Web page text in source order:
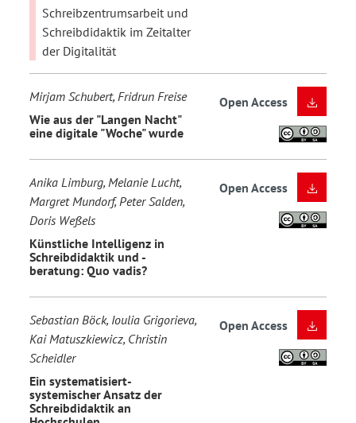
Schreibzentrumsarbeit und
Schreibdidaktik im Zeitalter
der Digitalität
Mirjam Schubert, Fridrun Freise
Wie aus der "Langen Nacht"
eine digitale "Woche" wurde
Open Access
Anika Limburg, Melanie Lucht,
Margret Mundorf, Peter Salden,
Doris Weßels
Künstliche Intelligenz in
Schreibdidaktik und -
beratung: Quo vadis?
Open Access
Sebastian Böck, Ioulia Grigorieva,
Kai Matuszkiewicz, Christin
Scheidler
Ein systematisiert-
systemischer Ansatz der
Schreibdidaktik an
Open Access